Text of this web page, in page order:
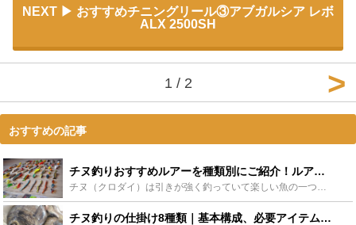
NEXT
おすすめチニングリール③アブガルシア レボ
ALX 2500SH
1 / 2
おすすめの記事
チヌ釣りおすすめルアーを種類別にご紹介！ルアーにおすすめのロッドも！ - Leisurego(レジャーゴー)
チヌ（クロダイ）は引きが強く釣っていて楽しい魚の一つです。今回はそんなチヌ（クロダイ）釣りにおすすめなルアーを種類別で紹介していき、それぞれのルアーの特性に合ったロッドや、チヌ（クロダイ）釣りにあっ...
チヌ釣りの仕掛け8種類｜基本構成、必要アイテム、実際の作り方まで！ - Leisurego(レジャーゴー)